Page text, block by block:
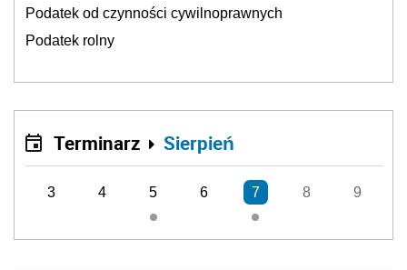
Podatek od czynności cywilnoprawnych
Podatek rolny
Terminarz Sierpień
3 4 5 6 7 8 9